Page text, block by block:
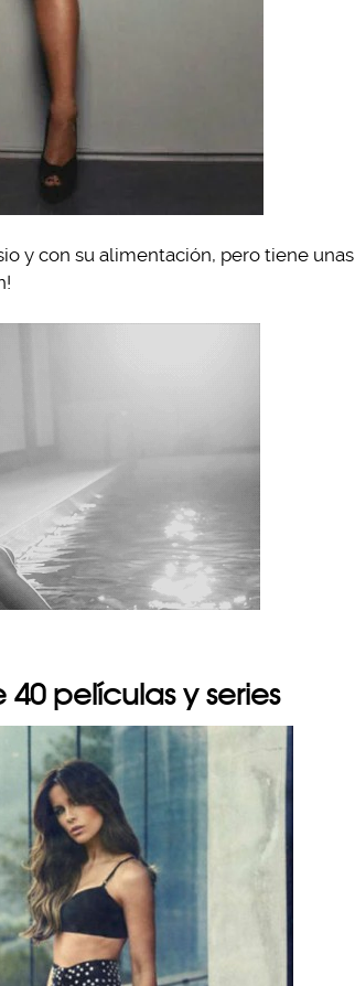
y con su alimentación, pero tiene unas
películas y series